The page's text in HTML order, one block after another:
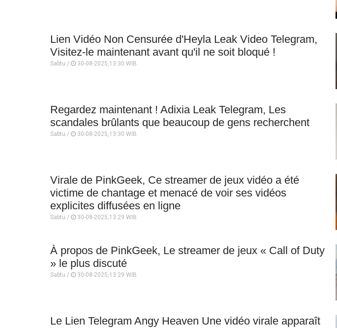
Lien Vidéo Non Censurée d'Heyla Leak Video Telegram,
Visitez-le maintenant avant qu'il ne soit bloqué !
Sabtu / 30-08-2025,13:30 WIB
Regardez maintenant ! Adixia Leak Telegram, Les
scandales brûlants que beaucoup de gens recherchent
Sabtu / 30-08-2025,13:30 WIB
Virale de PinkGeek, Ce streamer de jeux vidéo a été
victime de chantage et menacé de voir ses vidéos
explicites diffusées en ligne
Sabtu / 30-08-2025,13:29 WIB
À propos de PinkGeek, Le streamer de jeux « Call of Duty
» le plus discuté
Sabtu / 30-08-2025,13:29 WIB
Le Lien Telegram Angy Heaven Une vidéo virale apparaît